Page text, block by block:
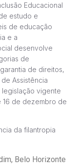
Educacional
estudo e
de educação
e a
desenvolve
de
de direitos,
Assistência
legislação vigente
16 de dezembro de
da filantropia
Belo Horizonte